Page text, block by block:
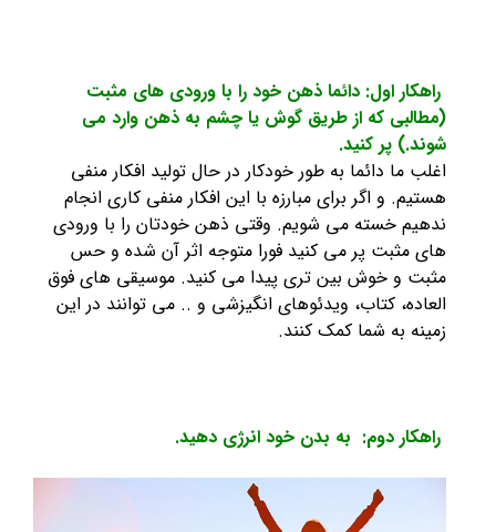
راهکار اول: دائما ذهن خود را با ورودی های مثبت
(مطالبی که از طریق گوش یا چشم به ذهن وارد می
شوند.) پر کنید.
اغلب ما دائما به طور خودکار در حال تولید افکار منفی
هستیم. و اگر برای مبارزه با این افکار منفی کاری انجام
ندهیم خسته می شویم. وقتی ذهن خودتان را با ورودی
های مثبت پر می کنید فورا متوجه اثر آن شده و حس
مثبت و خوش بین تری پیدا می کنید. موسیقی های فوق
العاده، کتاب، ویدئوهای انگیزشی و .. می توانند در این
زمینه به شما کمک کنند.
راهکار دوم: به بدن خود انرژی دهید.